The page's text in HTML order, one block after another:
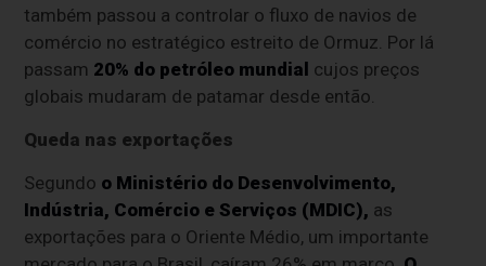
também passou a controlar o fluxo de navios de
comércio no estratégico estreito de Ormuz. Por lá
passam 20% do petróleo mundial cujos preços
globais mudaram de patamar desde então.
Queda nas exportações
Segundo o Ministério do Desenvolvimento,
Indústria, Comércio e Serviços (MDIC), as
exportações para o Oriente Médio, um importante